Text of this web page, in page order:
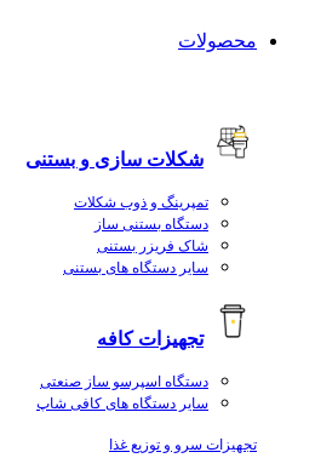
محصولات
شکلات سازی و بستنی
تمپرینگ و ذوب شکلات
دستگاه بستنی ساز
شاک فریزر بستنی
سایر دستگاه های بستنی
تجهیزات کافه
دستگاه اسپرسو ساز صنعتی
سایر دستگاه های کافی شاپ
تجهیزات سرو و توزیع غذا